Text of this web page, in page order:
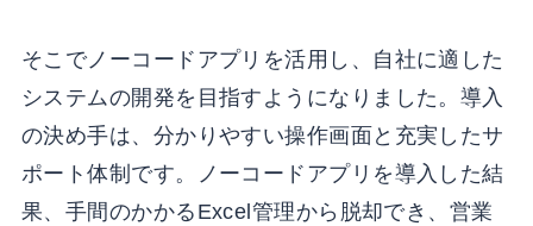
そこでノーコードアプリを活用し、自社に適した
システムの開発を目指すようになりました。導入
の決め手は、分かりやすい操作画面と充実したサ
ポート体制です。ノーコードアプリを導入した結
果、手間のかかるExcel管理から脱却でき、営業